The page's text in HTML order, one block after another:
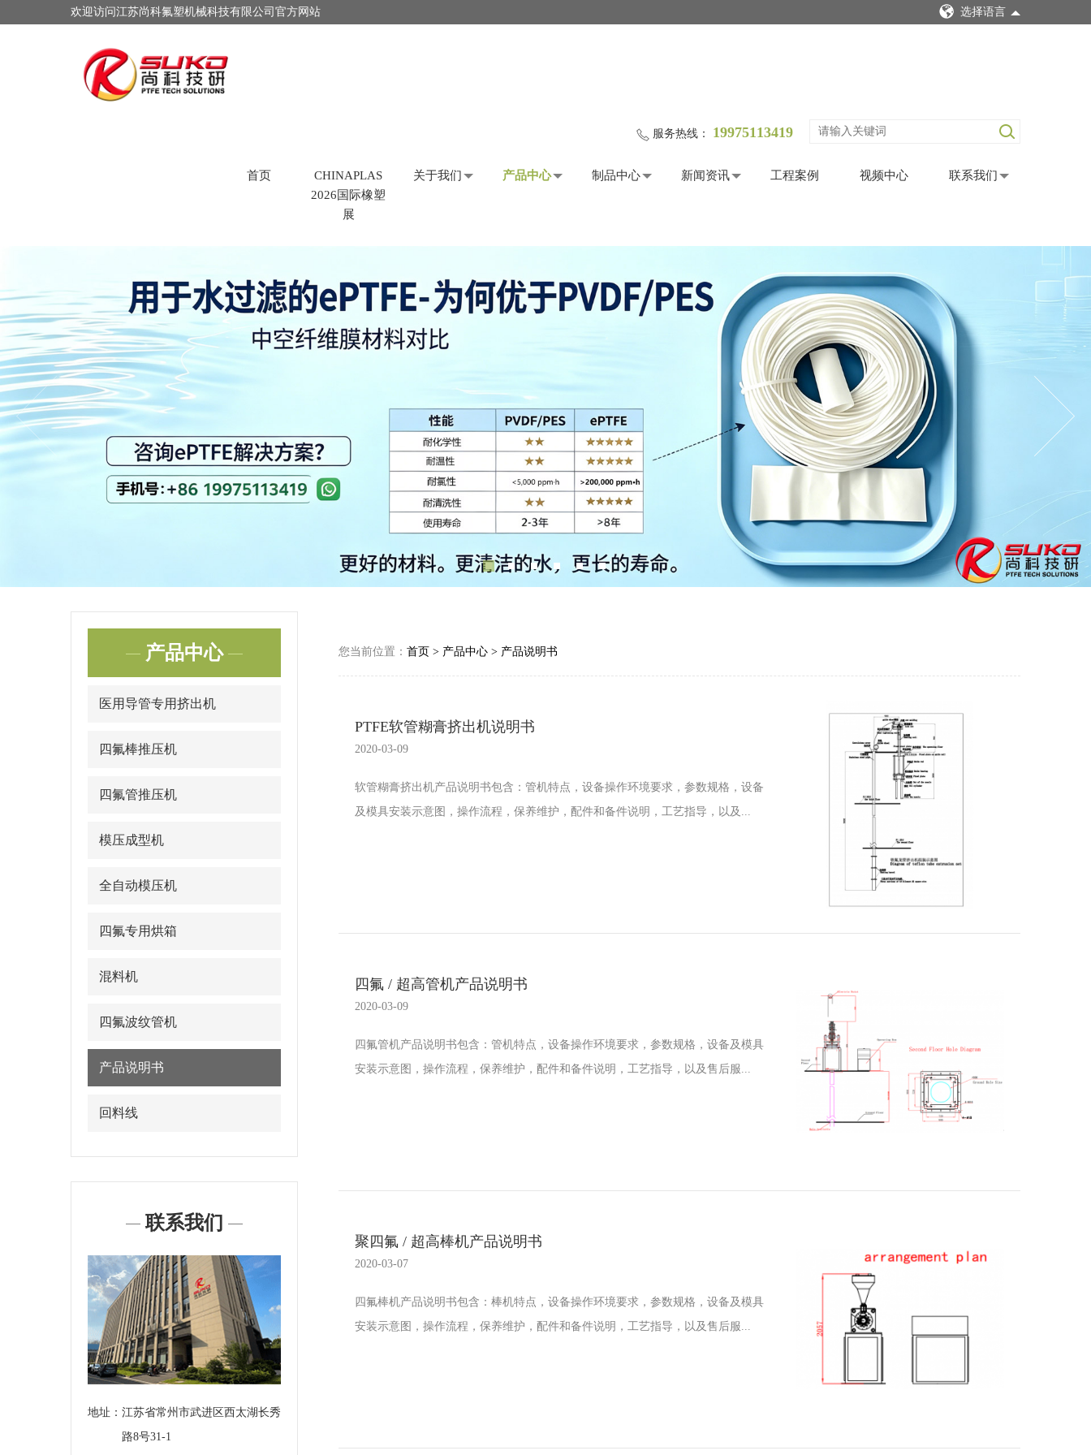
欢迎访问江苏尚科氟塑机械科技有限公司官方网站 选择语言
服务热线： 19975113419
首页
CHINAPLAS
2026国际橡塑
展
关于我们 产品中心 制品中心 新闻资讯 工程案例 视频中心 联系我们
产品中心
医用导管专用挤出机
四氟棒推压机
四氟管推压机
模压成型机
全自动模压机
四氟专用烘箱
混料机
四氟波纹管机
产品说明书
回料线
联系我们
地址： 江苏省常州市武进区西太湖长秀
路8号31-1
您当前位置： 首页 > 产品中心 > 产品说明书
PTFE软管糊膏挤出机说明书
2020-03-09
软管糊膏挤出机产品说明书包含：管机特点，设备操作环境要求，参数规格，设备
及模具安装示意图，操作流程，保养维护，配件和备件说明，工艺指导，以及...
四氟 / 超高管机产品说明书
2020-03-09
四氟管机产品说明书包含：管机特点，设备操作环境要求，参数规格，设备及模具
安装示意图，操作流程，保养维护，配件和备件说明，工艺指导，以及售后服...
聚四氟 / 超高棒机产品说明书
2020-03-07
四氟棒机产品说明书包含：棒机特点，设备操作环境要求，参数规格，设备及模具
安装示意图，操作流程，保养维护，配件和备件说明，工艺指导，以及售后服...